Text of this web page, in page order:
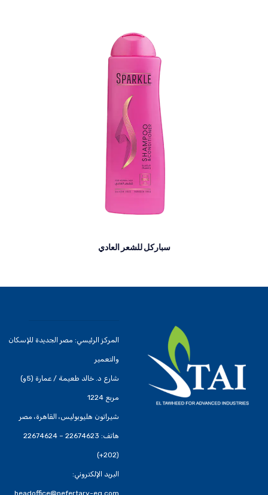
سباركل للشعر العادي
المركز الرئيسي: مصر الجديدة للإسكان
والتعمير
شارع د. خالد طعيمة / عمارة (5و)
مربع 1224
شيراتون هليوبوليس، القاهرة، مصر
هاتف: 22674623 – 22674624
(202+)
البريد الإلكتروني: